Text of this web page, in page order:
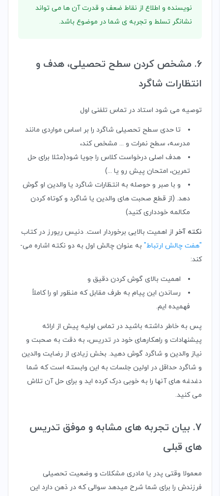
نویسنده و اطلاع از نقاط ضعف و قدرت آن ها می تواند
نشانگر تسلط و تجربه ی شما در موضوع باشد.
6. مشخص کردن سطح تحصیلی، هدف و
انتظارات شاگرد
توصیه می شود استاد در تماس تلفنی اول
تا حدی سطح تحصیلی شاگرد را بر اساس مواردی مانند
مدرسه، سطح نمرات و ... مشخص کند،
هدف اصلی درخواست کلاس را جویا شود(مثلا برای حل
تمرین، امتحان پیش رو یا ...)
و با صبر و حوصله به انتظارات شاگرد یا والدین او گوش
دهد. (از قطع صحبت های والدین یا شاگرد و کوتاه کردن
مکالمه خودداری کنید)
نکته آخر از اهمیت بالایی برخوردار است. دنیس ریورز در کتاب
"هفت چالش ارتباط"به عنوان چالش اول به دو نکته اشاره می­
کند:
اهمیت بالای گوش کردن دقیق و
رساندن این پیام به طرف مقابل که منظور او را کاملاً
فهمیده­ ایم.
پس به خاطر داشته باشید در تماس اولیه پیش از ارائه
پیشنهادات و راهکارهای خود در تدریس، به دقت به صحبت و
نیاز والدین و شاگرد گوش دهید. بخش زیادی از رضایت والدین
و شاگرد حداقل در اولین جلسات به این وابسته است که شما
دغدغه های آنها را به خوبی درک کرده اید و برای حل آن تلاش
می کنید.
7. بیان تجربه های مشابه و موفق تدریس
های قبلی
معمولا وقتی پدر یا مادری مشکلات و وضعیت تحصیلی
فرزندش را برای شما شرح میدهد سوالی که در ذهن دارد این